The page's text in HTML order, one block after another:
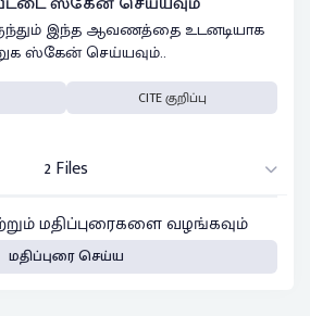
இந்த ஆவணத்தை உடனடியாக
ஸ்கேன் செய்யவும்..
CITE குறிப்பு
2 Files
மதிப்புரைகளை வழங்கவும்
மதிப்புரை செய்ய